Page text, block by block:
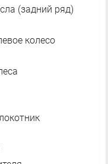
(задний ряд)
колесо